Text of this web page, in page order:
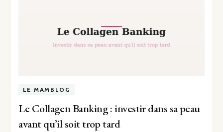
LE MAMBLOG
Le Collagen Banking : investir dans sa peau
avant qu’il soit trop tard